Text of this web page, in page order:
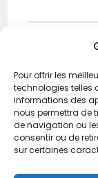
Pour offrir les
technologies telles
informations des
nous permettra de
de navigation ou
consentir ou de
sur certaines
3 4
10 11
17 18